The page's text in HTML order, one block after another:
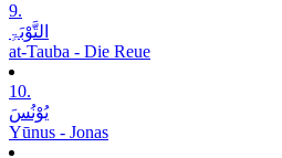
9.
التَّوْبَۃِ
at-Tauba - Die Reue
10.
یُوْنُسَ
Yūnus - Jonas